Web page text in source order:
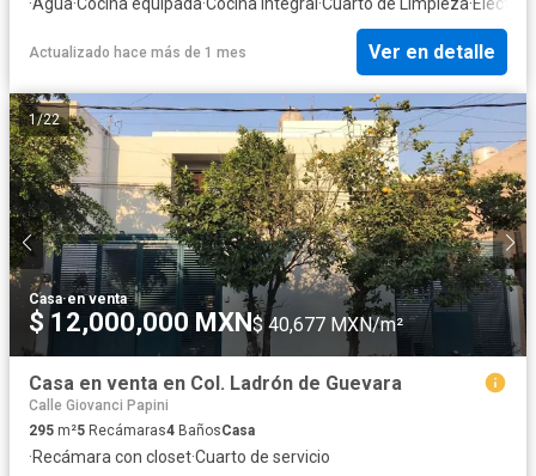
Actualizado hace más de 1 mes Ver en detalle
1/22
Casa·en venta
$ 12,000,000 MXN$ 40,677 MXN/m²
Casa en venta en Col. Ladrón de Guevara
Calle Giovanci Papini
295 m²5 Recámaras4 BañosCasa
·Recámara con closet·Cuarto de servicio